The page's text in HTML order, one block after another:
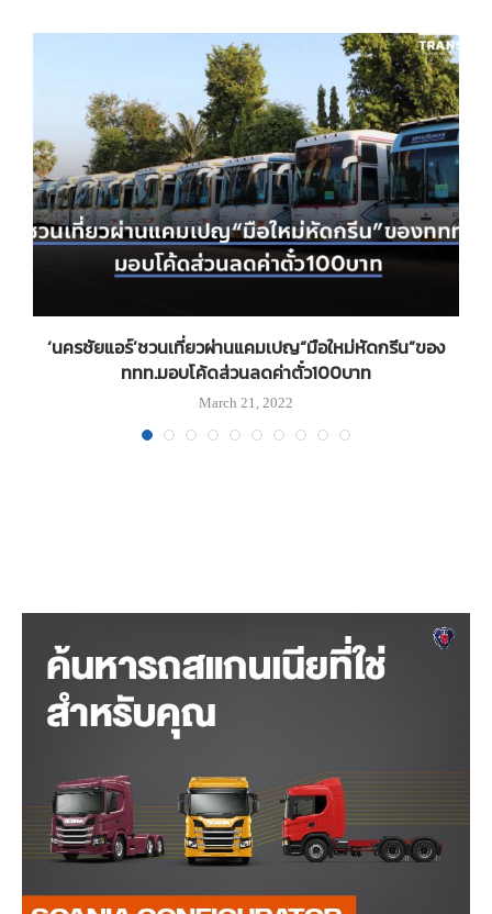
‘นครชัยแอร์’ชวนเที่ยวผ่านแคมเปญ“มือใหม่หัดกรีน”ของ
ททท.มอบโค้ดส่วนลดค่าตั๋ว100บาท
March 21, 2022